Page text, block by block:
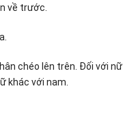
về trước.
chéo lên trên. Đối với nữ
khác với nam.